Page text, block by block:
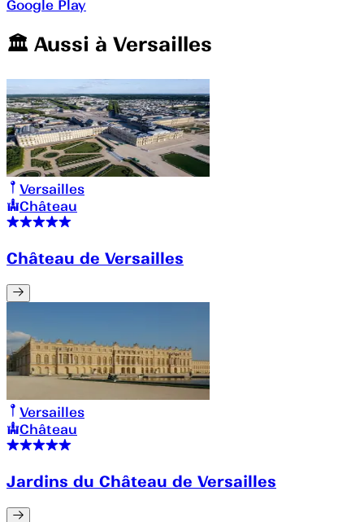
Google Play
🏛️️ Aussi à Versailles
Versailles
Château
Château de Versailles
Versailles
Château
Jardins du Château de Versailles